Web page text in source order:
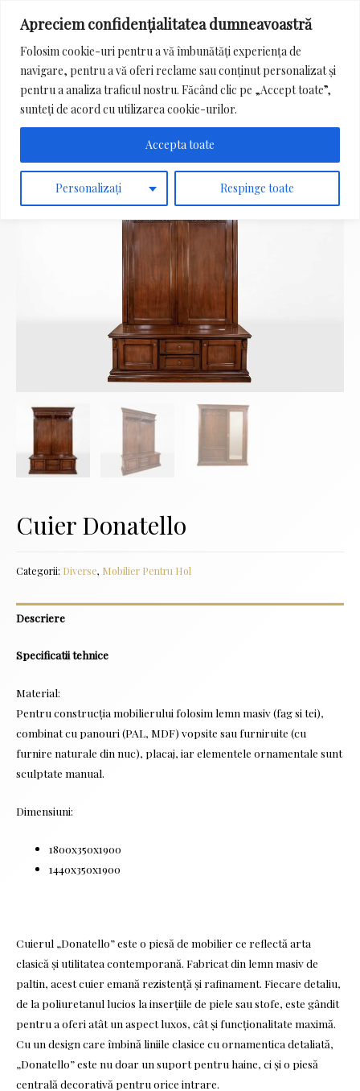
Apreciem confidențialitatea dumneavoastră
Folosim cookie-uri pentru a vă îmbunătăți experiența de
navigare, pentru a vă oferi reclame sau conținut personalizat și
pentru a analiza traficul nostru. Făcând clic pe „Accept toate”,
sunteți de acord cu utilizarea cookie-urilor.
Personalizați Respinge toate
Accepta toate
Menu
Search
for:
Cuier Donatello
Categorii: Diverse, Mobilier Pentru Hol
Descriere
Specificatii tehnice
Material:
Pentru construcţia mobilierului folosim lemn masiv (fag si tei),
combinat cu panouri (PAL, MDF) vopsite sau furniruite (cu
furnire naturale din nuc), placaj, iar elementele ornamentale sunt
sculptate manual.
Dimensiuni:
1800x350x1900
1440x350x1900
Cuierul „Donatello” este o piesă de mobilier ce reflectă arta
clasică și utilitatea contemporană. Fabricat din lemn masiv de
paltin, acest cuier emană rezistență și rafinament. Fiecare detaliu,
de la poliuretanul lucios la inserțiile de piele sau stofe, este gândit
pentru a oferi atât un aspect luxos, cât și funcționalitate maximă.
Cu un design care îmbină liniile clasice cu ornamentica detaliată,
„Donatello” este nu doar un suport pentru haine, ci și o piesă
centrală decorativă pentru orice intrare.